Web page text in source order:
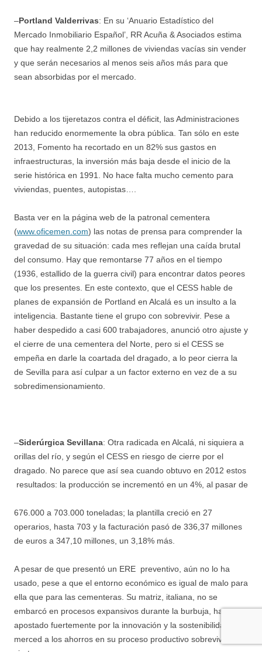
–Portland Valderrivas: En su ‘Anuario Estadístico del
Mercado Inmobiliario Español’, RR Acuña & Asociados estima
que hay realmente 2,2 millones de viviendas vacías sin vender
y que serán necesarios al menos seis años más para que
sean absorbidas por el mercado.
Debido a los tijeretazos contra el déficit, las Administraciones
han reducido enormemente la obra pública. Tan sólo en este
2013, Fomento ha recortado en un 82% sus gastos en
infraestructuras, la inversión más baja desde el inicio de la
serie histórica en 1991. No hace falta mucho cemento para
viviendas, puentes, autopistas….
Basta ver en la página web de la patronal cementera
(www.oficemen.com) las notas de prensa para comprender la
gravedad de su situación: cada mes reflejan una caída brutal
del consumo. Hay que remontarse 77 años en el tiempo
(1936, estallido de la guerra civil) para encontrar datos peores
que los presentes. En este contexto, que el CESS hable de
planes de expansión de Portland en Alcalá es un insulto a la
inteligencia. Bastante tiene el grupo con sobrevivir. Pese a
haber despedido a casi 600 trabajadores, anunció otro ajuste y
el cierre de una cementera del Norte, pero si el CESS se
empeña en darle la coartada del dragado, a lo peor cierra la
de Sevilla para así culpar a un factor externo en vez de a su
sobredimensionamiento.
–Siderúrgica Sevillana: Otra radicada en Alcalá, ni siquiera a
orillas del río, y según el CESS en riesgo de cierre por el
dragado. No parece que así sea cuando obtuvo en 2012 estos
resultados: la producción se incrementó en un 4%, al pasar de
676.000 a 703.000 toneladas; la plantilla creció en 27
operarios, hasta 703 y la facturación pasó de 336,37 millones
de euros a 347,10 millones, un 3,18% más.
A pesar de que presentó un ERE preventivo, aún no lo ha
usado, pese a que el entorno económico es igual de malo para
ella que para las cementeras. Su matriz, italiana, no se
embarcó en procesos expansivos durante la burbuja, ha
apostado fuertemente por la innovación y la sostenibilidad y
merced a los ahorros en su proceso productivo sobrevive con